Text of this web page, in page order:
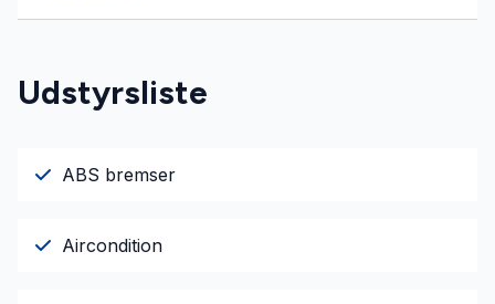
Udstyrsliste
ABS bremser
Aircondition